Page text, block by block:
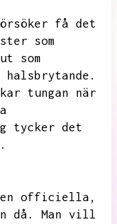
få det
som
som
tungan när
tycker det
officiella,
då.
Man vill